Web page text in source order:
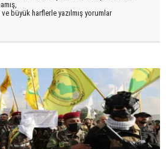
büyük harflerle yazılmış yorumlar